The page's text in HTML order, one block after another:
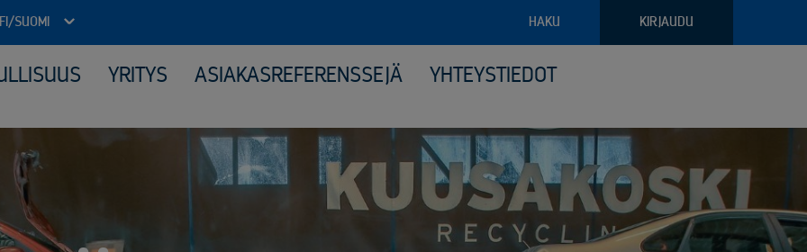
FI/SUOMI KIRJAUDU
HAKU
Arkistojen tyhjennys ja tietoturvatuhous
Autokierrätyspalvelut kunnille
ICT-laitteiden tietoturvallinen uusiokäyttö​
Kiinteähintaiset tuhous- ja kierrätyspaketit
Komposiitin kierrätys
Elektroniikan tietoturvalliset kierrätysratkaisut
Kattava raportointi
Keräilyvälineistö
Materiaalien ja arkaluontoisten dokumenttien turvatuhous
Monipuoliset noudon tilausvaihtoehdot
YRITYS ASIAKASREFERENSSEJÄ YHTEYSTIEDOT